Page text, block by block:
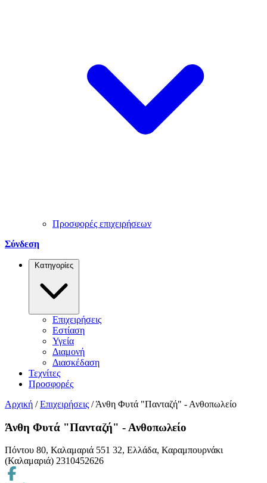
Προσφορές επιχειρήσεων
Σύνδεση
Κατηγορίες
Επιχειρήσεις
Εστίαση
Υγεία
Διαμονή
Διασκέδαση
Τεχνίτες
Προσφορές
Αρχική / Επιχειρήσεις / Άνθη Φυτά "Πανταζή" - Ανθοπωλείο
Άνθη Φυτά "Πανταζή" - Ανθοπωλείο
Πόντου 80, Καλαμαριά 551 32, Ελλάδα, Καραμπουρνάκι
(Καλαμαριά) 2310452626